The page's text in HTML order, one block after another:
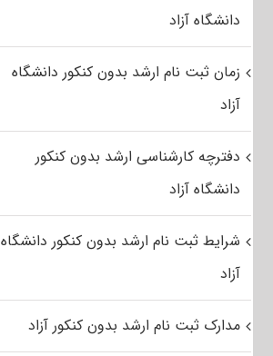
دانشگاه آزاد
زمان ثبت نام ارشد بدون کنکور دانشگاه
آزاد
دفترچه کارشناسی ارشد بدون کنکور
دانشگاه آزاد
شرایط ثبت نام ارشد بدون کنکور دانشگاه
آزاد
مدارک ثبت نام ارشد بدون کنکور آزاد